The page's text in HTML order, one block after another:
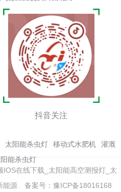
抖音关注
太阳能杀虫灯 移动式水肥机
灌溉
能杀虫灯
在线下载_太阳能高空测报灯_太
能源 备案号：豫ICP备18016168